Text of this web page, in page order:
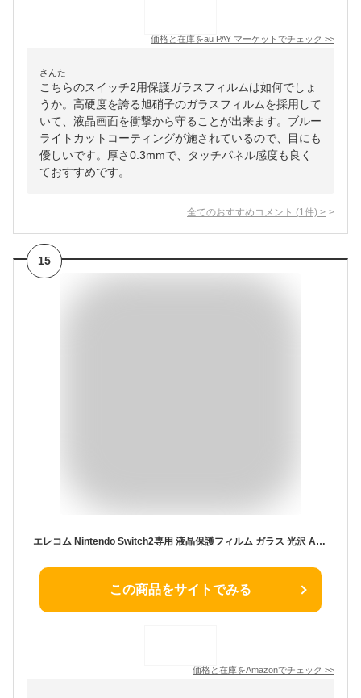
価格と在庫をau PAY マーケット でチェック >>
さんた
こちらのスイッチ2用保護ガラスフィルムは如何でしょ
うか。高硬度を誇る旭硝子のガラスフィルムを採用して
いて、液晶画面を衝撃から守ることが出来ます。ブルー
ライトカットコーティングが施されているので、目にも
優しいです。厚さ0.3mmで、タッチパネル感度も良く
ておすすめです。
全てのおすすめコメント (1 件) >
15
エレコム Nintendo Switch2専用 液晶保護フィルム ガラス 光沢 ARコート 10H強度 エアーレス 自己吸着タイプ 指紋防止 ラウンドエッジ加工 貼り付けツール付き GM-NS225FLGART
この商品をサイトでみる
価格と在庫をAmazonでチェック >>